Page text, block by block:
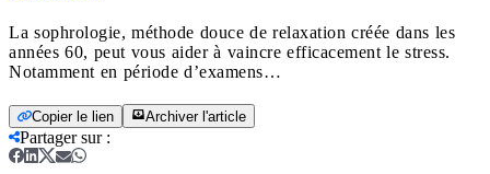
La sophrologie, méthode douce de relaxation créée dans les
années 60, peut vous aider à vaincre efficacement le stress.
Notamment en période d’examens…
Copier le lien Archiver l'article
Partager sur: